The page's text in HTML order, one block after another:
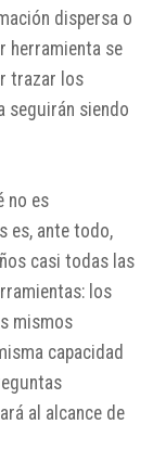
dispersa o
herramienta se
trazar los
seguirán siendo
no es
es, ante todo,
casi todas las
los
mismos
capacidad
al alcance de